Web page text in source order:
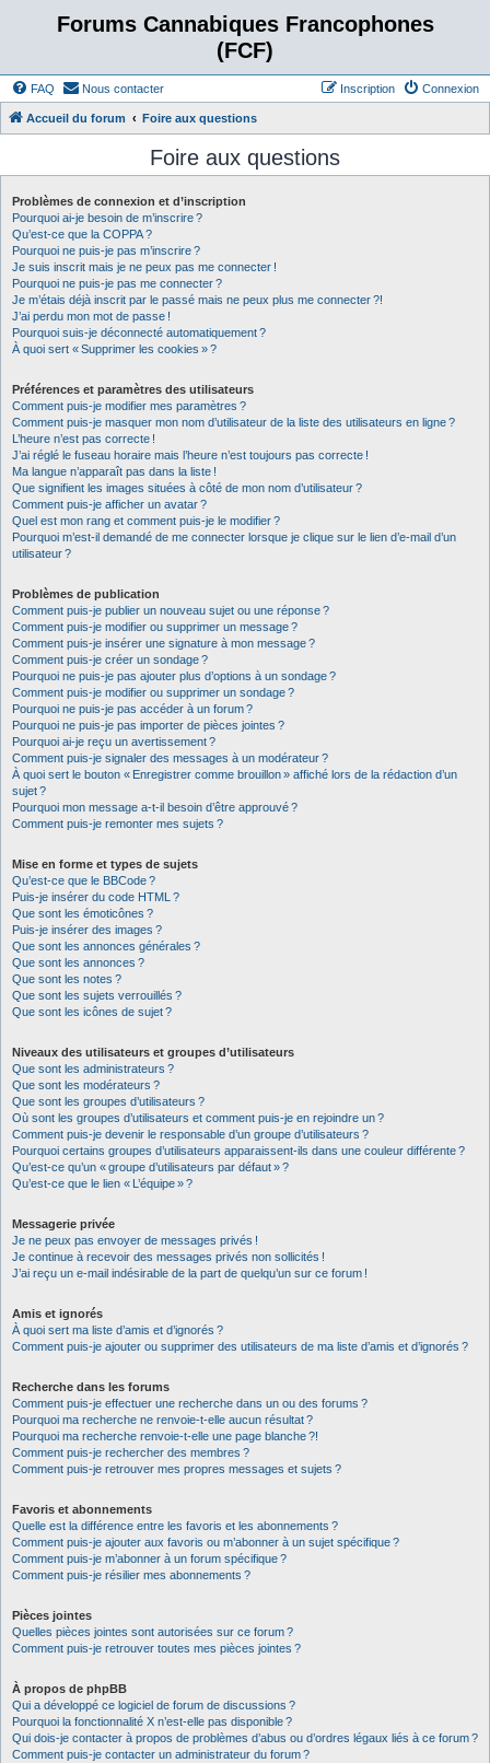
Forums Cannabiques Francophones
(FCF)
FAQ Nous contacter Connexion
Inscription
Accueil du forum Foire aux questions
Foire aux questions
Problèmes de connexion et d’inscription
Pourquoi ai-je besoin de m’inscrire ?
Qu’est-ce que la COPPA ?
Pourquoi ne puis-je pas m’inscrire ?
Je suis inscrit mais je ne peux pas me connecter !
Pourquoi ne puis-je pas me connecter ?
Je m’étais déjà inscrit par le passé mais ne peux plus me connecter ?!
J’ai perdu mon mot de passe !
Pourquoi suis-je déconnecté automatiquement ?
À quoi sert « Supprimer les cookies » ?
Préférences et paramètres des utilisateurs
Comment puis-je modifier mes paramètres ?
Comment puis-je masquer mon nom d’utilisateur de la liste des utilisateurs en ligne ?
L’heure n’est pas correcte !
J’ai réglé le fuseau horaire mais l’heure n’est toujours pas correcte !
Ma langue n’apparaît pas dans la liste !
Que signifient les images situées à côté de mon nom d’utilisateur ?
Comment puis-je afficher un avatar ?
Quel est mon rang et comment puis-je le modifier ?
Pourquoi m’est-il demandé de me connecter lorsque je clique sur le lien d’e-mail d’un
utilisateur ?
Problèmes de publication
Comment puis-je publier un nouveau sujet ou une réponse ?
Comment puis-je modifier ou supprimer un message ?
Comment puis-je insérer une signature à mon message ?
Comment puis-je créer un sondage ?
Pourquoi ne puis-je pas ajouter plus d’options à un sondage ?
Comment puis-je modifier ou supprimer un sondage ?
Pourquoi ne puis-je pas accéder à un forum ?
Pourquoi ne puis-je pas importer de pièces jointes ?
Pourquoi ai-je reçu un avertissement ?
Comment puis-je signaler des messages à un modérateur ?
À quoi sert le bouton « Enregistrer comme brouillon » affiché lors de la rédaction d’un
sujet ?
Pourquoi mon message a-t-il besoin d’être approuvé ?
Comment puis-je remonter mes sujets ?
Mise en forme et types de sujets
Qu’est-ce que le BBCode ?
Puis-je insérer du code HTML ?
Que sont les émoticônes ?
Puis-je insérer des images ?
Que sont les annonces générales ?
Que sont les annonces ?
Que sont les notes ?
Que sont les sujets verrouillés ?
Que sont les icônes de sujet ?
Niveaux des utilisateurs et groupes d’utilisateurs
Que sont les administrateurs ?
Que sont les modérateurs ?
Que sont les groupes d’utilisateurs ?
Où sont les groupes d’utilisateurs et comment puis-je en rejoindre un ?
Comment puis-je devenir le responsable d’un groupe d’utilisateurs ?
Pourquoi certains groupes d’utilisateurs apparaissent-ils dans une couleur différente ?
Qu’est-ce qu’un « groupe d’utilisateurs par défaut » ?
Qu’est-ce que le lien « L’équipe » ?
Messagerie privée
Je ne peux pas envoyer de messages privés !
Je continue à recevoir des messages privés non sollicités !
J’ai reçu un e-mail indésirable de la part de quelqu’un sur ce forum !
Amis et ignorés
À quoi sert ma liste d’amis et d’ignorés ?
Comment puis-je ajouter ou supprimer des utilisateurs de ma liste d’amis et d’ignorés ?
Recherche dans les forums
Comment puis-je effectuer une recherche dans un ou des forums ?
Pourquoi ma recherche ne renvoie-t-elle aucun résultat ?
Pourquoi ma recherche renvoie-t-elle une page blanche ?!
Comment puis-je rechercher des membres ?
Comment puis-je retrouver mes propres messages et sujets ?
Favoris et abonnements
Quelle est la différence entre les favoris et les abonnements ?
Comment puis-je ajouter aux favoris ou m’abonner à un sujet spécifique ?
Comment puis-je m’abonner à un forum spécifique ?
Comment puis-je résilier mes abonnements ?
Pièces jointes
Quelles pièces jointes sont autorisées sur ce forum ?
Comment puis-je retrouver toutes mes pièces jointes ?
À propos de phpBB
Qui a développé ce logiciel de forum de discussions ?
Pourquoi la fonctionnalité X n’est-elle pas disponible ?
Qui dois-je contacter à propos de problèmes d’abus ou d’ordres légaux liés à ce forum ?
Comment puis-je contacter un administrateur du forum ?